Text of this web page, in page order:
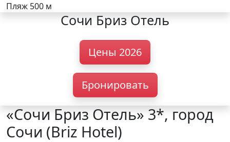
Пляж 500 м
Сочи Бриз Отель
Цены 2026
Бронировать
«Сочи Бриз Отель» 3*, город
Сочи (Briz Hotel)